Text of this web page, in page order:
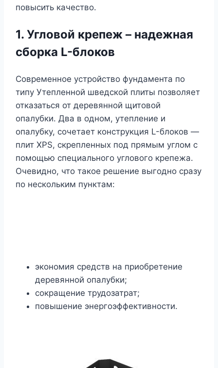
повысить качество.
1. Угловой крепеж – надежная
сборка L-блоков
Современное устройство фундамента по
типу Утепленной шведской плиты позволяет
отказаться от деревянной щитовой
опалубки. Два в одном, утепление и
опалубку, сочетает конструкция L-блоков —
плит XPS, скрепленных под прямым углом с
помощью специального углового крепежа.
Очевидно, что такое решение выгодно сразу
по нескольким пунктам:
экономия средств на приобретение
деревянной опалубки;
сокращение трудозатрат;
повышение энергоэффективности.